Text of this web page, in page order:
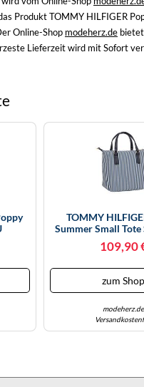
Produkt TOMMY HILFIGER
Online-Shop modeherz.de
Lieferzeit wird mit Sofort
Blau
TOMMY
Summer Small Tote
Stripe
109,90
zum Shop
modeherz.de